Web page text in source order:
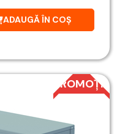
ADAUGĂ ÎN COȘ
PROMOȚIE